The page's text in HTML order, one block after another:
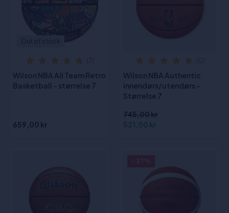
Wilson NBA All Team Retro
Basketball - størrelse 7
659,00 kr
Wilson NBA Authentic
innendørs/utendørs -
Størrelse 7
745,00 kr
521,00 kr